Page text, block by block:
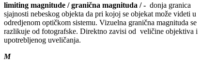
limiting magnitude / granična magnituda / - donja granica
sjajnosti nebeskog objekta da pri kojoj se objekat može videti u
odredjenom optičkom sistemu. Vizuelna granična magnituda se
razlikuje od fotografske. Direktno zavisi od veličine objektiva i
upotrebljenog uveličanja.
M